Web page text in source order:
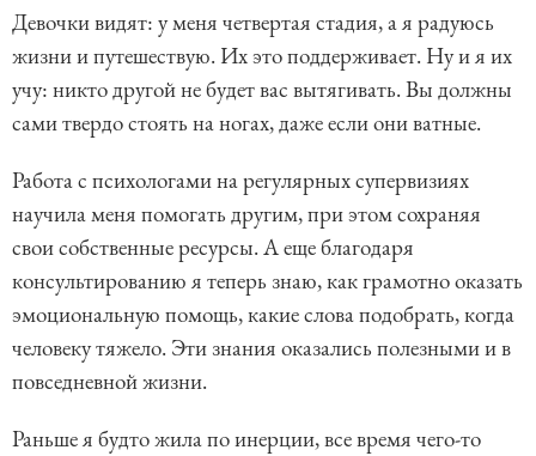
Девочки видят: у меня четвертая стадия, а я радуюсь
жизни и путешествую. Их это поддерживает. Ну и я их
учу: никто другой не будет вас вытягивать. Вы должны
сами твердо стоять на ногах, даже если они ватные.
Работа с психологами на регулярных супервизиях
научила меня помогать другим, при этом сохраняя
свои собственные ресурсы. А еще благодаря
консультированию я теперь знаю, как грамотно оказать
эмоциональную помощь, какие слова подобрать, когда
человеку тяжело. Эти знания оказались полезными и в
повседневной жизни.
Раньше я будто жила по инерции, все время чего-то